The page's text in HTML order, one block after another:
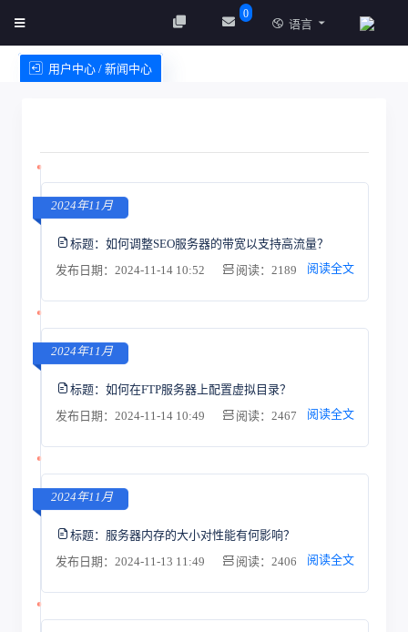
0
语言
用户中心 / 新闻中心
2024年11月
标题： 如何调整SEO服务器的带宽以支持高流量？
发布日期：2024-11-14 10:52
阅读：2189 阅读全文
2024年11月
标题： 如何在FTP服务器上配置虚拟目录？
发布日期：2024-11-14 10:49
阅读：2467 阅读全文
2024年11月
标题： 服务器内存的大小对性能有何影响？
发布日期：2024-11-13 11:49
阅读：2406 阅读全文